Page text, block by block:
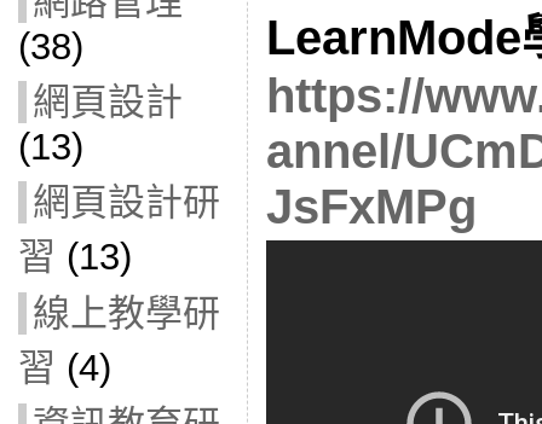
(38)
網頁設計
(13)
網頁設計研
習 (13)
線上教學研
習 (4)
LearnMode
https://
annel/
JsFxMPg